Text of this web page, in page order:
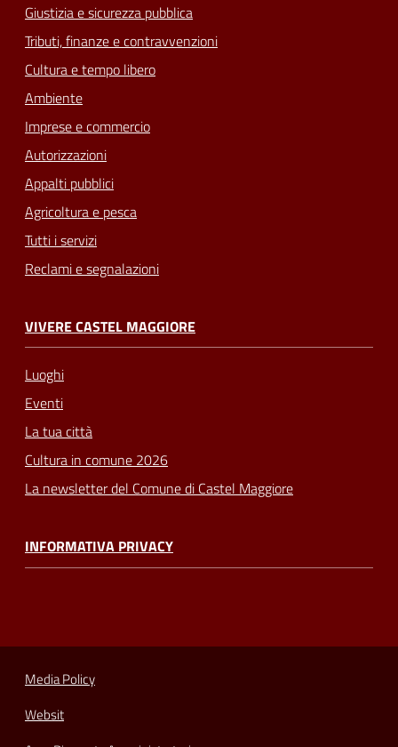
Giustizia e sicurezza pubblica
Tributi, finanze e contravvenzioni
Cultura e tempo libero
Ambiente
Imprese e commercio
Autorizzazioni
Appalti pubblici
Agricoltura e pesca
Tutti i servizi
Reclami e segnalazioni
VIVERE CASTEL MAGGIORE
Luoghi
Eventi
La tua città
Cultura in comune 2026
La newsletter del Comune di Castel Maggiore
INFORMATIVA PRIVACY
Media Policy
Websit